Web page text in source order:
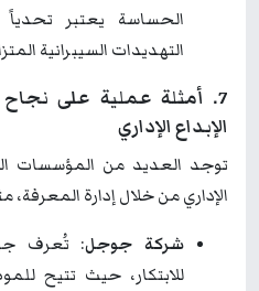
الحساسة يعتبر
التهديدات السيبرانية
7. أمثلة عملية على
الإبداع الإداري
توجد العديد من المؤسسات
الإداري من خلال إدارة المعرفة،
شركة جوجل: تُعرف